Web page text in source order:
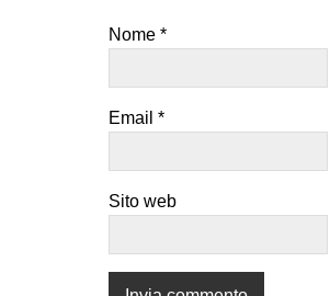
Nome *
Email *
Sito web